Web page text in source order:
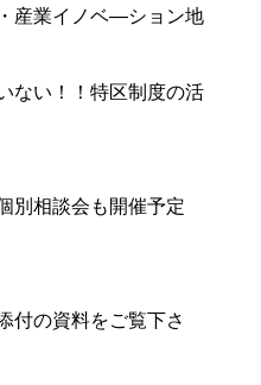
業イノベ―ション地
い！！特区制度の活
相談会も開催予定
付の資料をご覧下さ